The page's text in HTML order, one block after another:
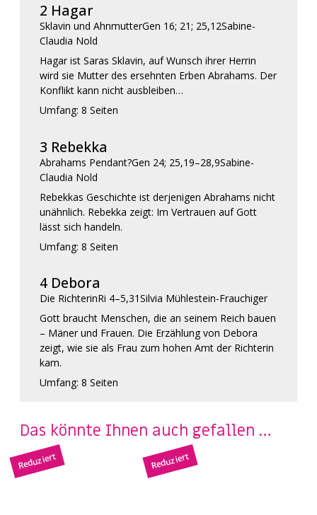
2 Hagar
Sklavin und AhnmutterGen 16; 21; 25,12Sabine-
Claudia Nold
Hagar ist Saras Sklavin, auf Wunsch ihrer Herrin
wird sie Mutter des ersehnten Erben Abrahams. Der
Konflikt kann nicht ausbleiben…
Umfang: 8 Seiten
3 Rebekka
Abrahams Pendant?Gen 24; 25,19–28,9Sabine-
Claudia Nold
Rebekkas Geschichte ist derjenigen Abrahams nicht
unähnlich. Rebekka zeigt: Im Vertrauen auf Gott
lässt sich handeln.
Umfang: 8 Seiten
4 Debora
Die RichterinRi 4–5,31Silvia Mühlestein-Frauchiger
Gott braucht Menschen, die an seinem Reich bauen
– Mäner und Frauen. Die Erzählung von Debora
zeigt, wie sie als Frau zum hohen Amt der Richterin
kam.
Umfang: 8 Seiten
Das könnte Ihnen auch gefallen …
Reduziert Reduziert